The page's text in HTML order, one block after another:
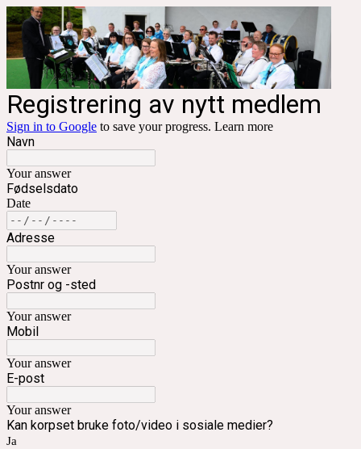
Registrering av nytt medlem
Sign in to Google to save your progress. Learn more
Navn
Your answer
Fødselsdato
Date
Adresse
Your answer
Postnr og -sted
Your answer
Mobil
Your answer
E-post
Your answer
Kan korpset bruke foto/video i sosiale medier?
Ja